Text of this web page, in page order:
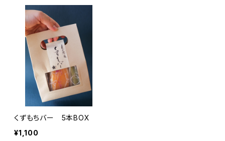
くずもちバー 5本BOX
¥1,100